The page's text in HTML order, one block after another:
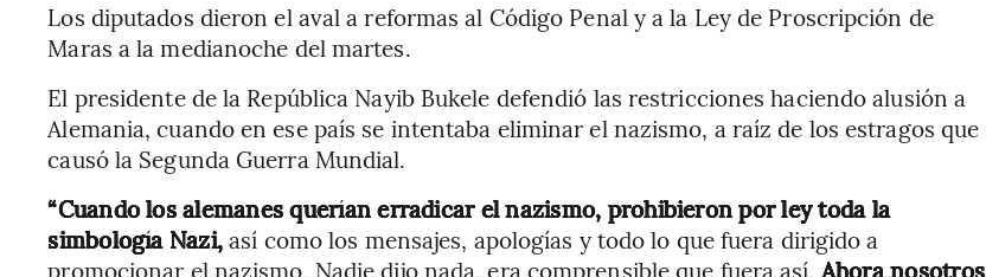
Los diputados dieron el aval a reformas al Código Penal y a la Ley de Proscripción de
Maras a la medianoche del martes.
El presidente de la República Nayib Bukele defendió las restricciones haciendo alusión a
Alemania, cuando en ese país se intentaba eliminar el nazismo, a raíz de los estragos que
causó la Segunda Guerra Mundial.
“Cuando los alemanes querían erradicar el nazismo, prohibieron por ley toda la
simbología Nazi,así como los mensajes, apologías y todo lo que fuera dirigido a
promocionar el nazismo. Nadie dijo nada, era comprensible que fuera así.Ahora nosotros